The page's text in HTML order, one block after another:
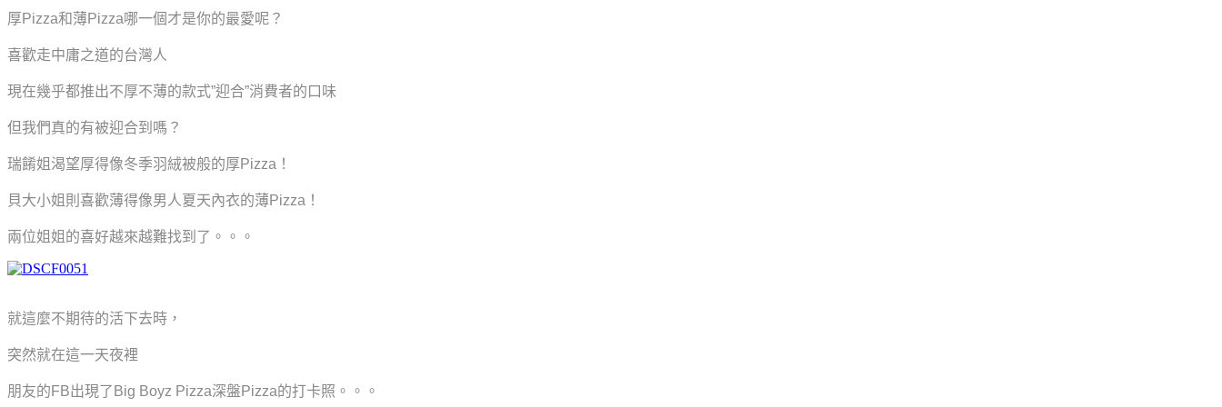
厚Pizza和薄Pizza哪一個才是你的最愛呢？
喜歡走中庸之道的台灣人
現在幾乎都推出不厚不薄的款式”迎合”消費者的口味
但我們真的有被迎合到嗎？
瑞餚姐渴望厚得像冬季羽絨被般的厚Pizza！
貝大小姐則喜歡薄得像男人夏天內衣的薄Pizza！
兩位姐姐的喜好越來越難找到了。。。
就這麼不期待的活下去時，
突然就在這一天夜裡
朋友的FB出現了Big Boyz Pizza深盤Pizza的打卡照。。。